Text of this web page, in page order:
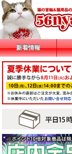
新着情報